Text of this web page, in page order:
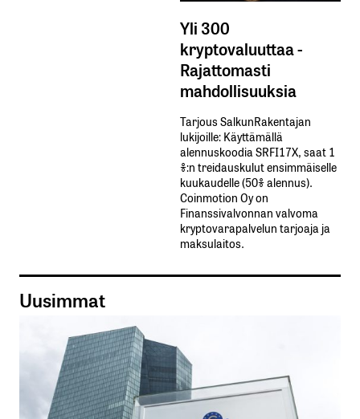
Yli 300
kryptovaluuttaa -
Rajattomasti
mahdollisuuksia
Tarjous SalkunRakentajan
lukijoille: Käyttämällä​ ​
alennuskoodia​ ​SRFI17X,​ ​saat​ ​1
%:n treidauskulut​ ​ensimmäiselle​ ​
kuukaudelle​ ​(50%​ ​alennus).
Coinmotion Oy on
Finanssivalvonnan valvoma
kryptovarapalvelun tarjoaja ja
maksulaitos.
Uusimmat